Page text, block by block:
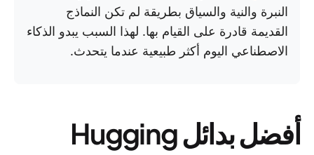
النبرة والنية والسياق بطريقة لم تكن النماذج
القديمة قادرة على القيام بها. لهذا السبب يبدو الذكاء
الاصطناعي اليوم أكثر طبيعية عندما يتحدث.
أفضل بدائل Hugging